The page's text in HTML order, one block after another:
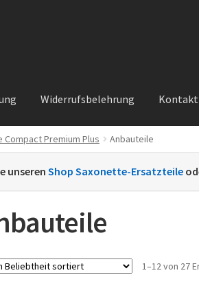
Widerrufsbelehrung Kontakt
KontaktSachs Ersatzteile Sachsteile
Compact Premium Plus Anbauteile
unseren Shop Saxonette-Ersatzteile
1–12 von 27